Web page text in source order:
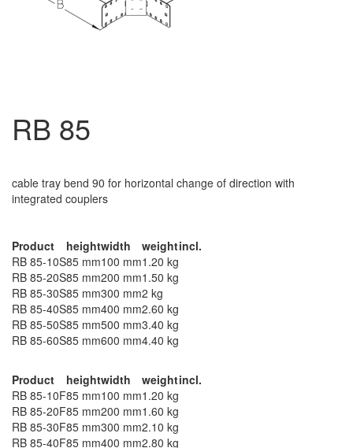
RB 85
cable tray bend 90 for horizontal change of direction with
integrated couplers
Product heightwidth weightincl.
RB 85-10S85 mm100 mm1.20 kg
RB 85-20S85 mm200 mm1.50 kg
RB 85-30S85 mm300 mm2 kg
RB 85-40S85 mm400 mm2.60 kg
RB 85-50S85 mm500 mm3.40 kg
RB 85-60S85 mm600 mm4.40 kg
Product heightwidth weightincl.
RB 85-10F85 mm100 mm1.20 kg
RB 85-20F85 mm200 mm1.60 kg
RB 85-30F85 mm300 mm2.10 kg
RB 85-40F85 mm400 mm2.80 kg